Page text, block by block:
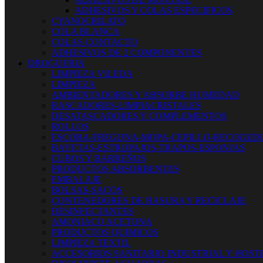
ADHESIVOS Y COLAS ESPECIFICOS
CYANOCRILATO
COLA BLANCA
COLAS CONTACTO
ADHESIVOS DE 2 COMPONENTES
DROGUERIA
LIMPIEZA VILEDA
LIMPIEZA
AMBIENTADORES Y ABSORBE HUMEDAD
RASCADORES-LIMPIACRISTALES
DESATASCADORES Y COMPLEMENTOS
ROLLOS
ESCOBA-FREGONA-MOPA-CEPILLO-
BAYETAS-ESTROPAJOS-TRAPOS-ESPONJAS
CUBOS Y BARREÑOS
PRODUCTOS ABSORBENTES
EMBALAJE
BOLSAS-SACOS
CONTENEDORES DE BASURA Y RECICLAJE
DESINFECTANTES
AMONIACO ACETONA
PRODUCTOS QUIMICOS
LIMPIEZA TEXTIL
ACCESORIOS SANITARIO INDUSTRIAL Y